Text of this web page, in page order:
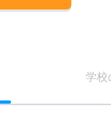
学校